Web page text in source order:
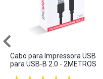
Cabo para Impressora USB
para USB-B 2.0 - 2METROS